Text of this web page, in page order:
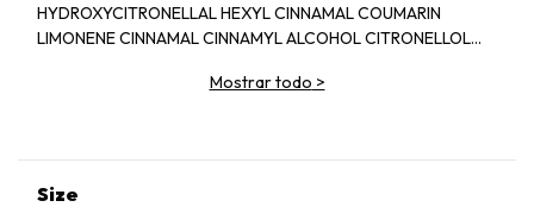
HYDROXYCITRONELLAL HEXYL CINNAMAL COUMARIN
LIMONENE CINNAMAL CINNAMYL ALCOHOL CITRONELLOL
GERANIOL CI 60730 (EXT. VIOLET 2) CI 14700 (RED 4) CI
Mostrar todo >
Size